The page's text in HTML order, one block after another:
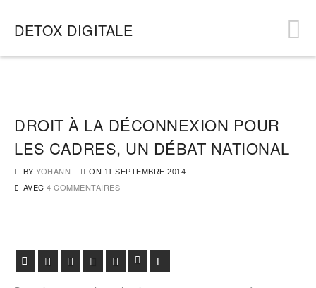
DETOX DIGITALE
DROIT À LA DÉCONNEXION POUR
LES CADRES, UN DÉBAT NATIONAL
BY YOHANN ON 11 SEPTEMBRE 2014
AVEC 4 COMMENTAIRES
FacebookTwitter Google+PinterestViadeo LinkedIn